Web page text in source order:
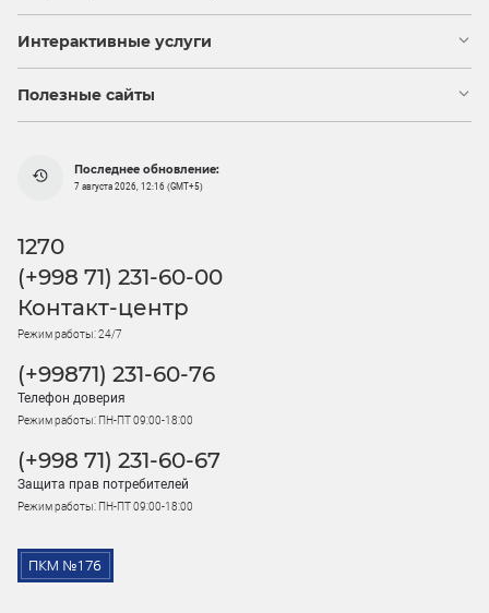
Интерактивные услуги
Полезные сайты
Последнее обновление:
7 августа 2026, 12:16 (GMT+5)
1270
(+998 71) 231-60-00
Контакт-центр
Режим работы: 24/7
(+99871) 231-60-76
Телефон доверия
Режим работы: ПН-ПТ 09:00-18:00
(+998 71) 231-60-67
Защита прав потребителей
Режим работы: ПН-ПТ 09:00-18:00